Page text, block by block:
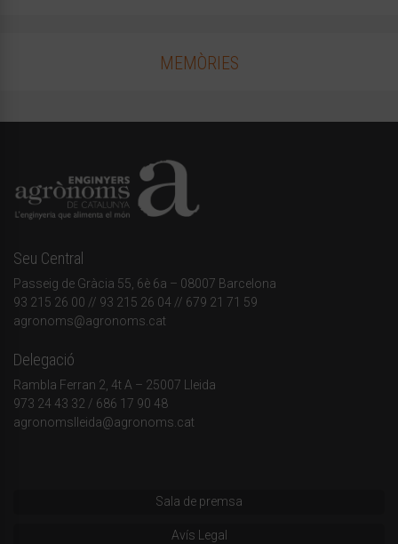
MEMÒRIES
Seu Central
Passeig de Gràcia 55, 6è 6a – 08007 Barcelona
93 215 26 00 // 93 215 26 04 // 679 21 71 59
agronoms@agronoms.cat
Delegació
Rambla Ferran 2, 4t A – 25007 Lleida
973 24 43 32 / 686 17 90 48
agronomslleida@agronoms.cat
Sala de premsa
Avís Legal